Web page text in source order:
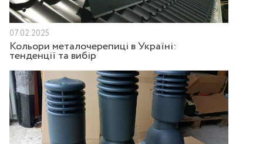
07.02.2025
Кольори металочерепиці в Україні:
тенденції та вибір